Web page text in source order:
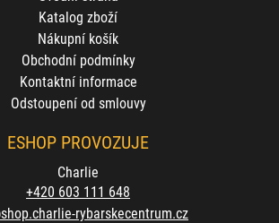
Katalog zboží
Nákupní košík
Obchodní podmínky
Kontaktní informace
Odstoupení od smlouvy
ESHOP PROVOZUJE
Charlie
+420 603 111 648
rybarskecentrum.cz